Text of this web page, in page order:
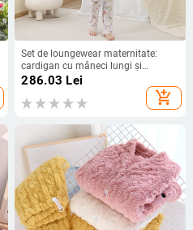
Set de loungewear maternitate:
cardigan cu mâneci lungi și
pantaloni lungi, pijama imprimată
pentru mamă și copil, fibre de
bambus amestec cu viscoză, pentru
286.03 Lei
add_shopping_cart